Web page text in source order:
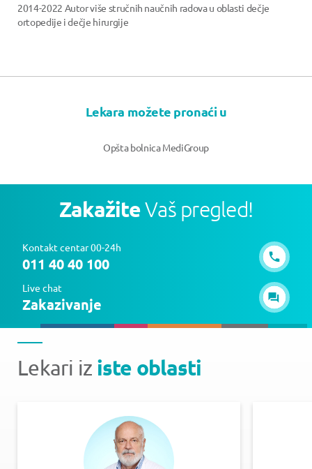
2014-2022 Autor više stručnih naučnih radova u oblasti dečje
ortopedije i dečje hirurgije
Lekara možete pronaći u
Opšta bolnica MediGroup
ZakažiteVaš pregled!
Kontakt centar 00-24h
011 40 40 100
Live chat
Zakazivanje
Lekari iz iste oblasti